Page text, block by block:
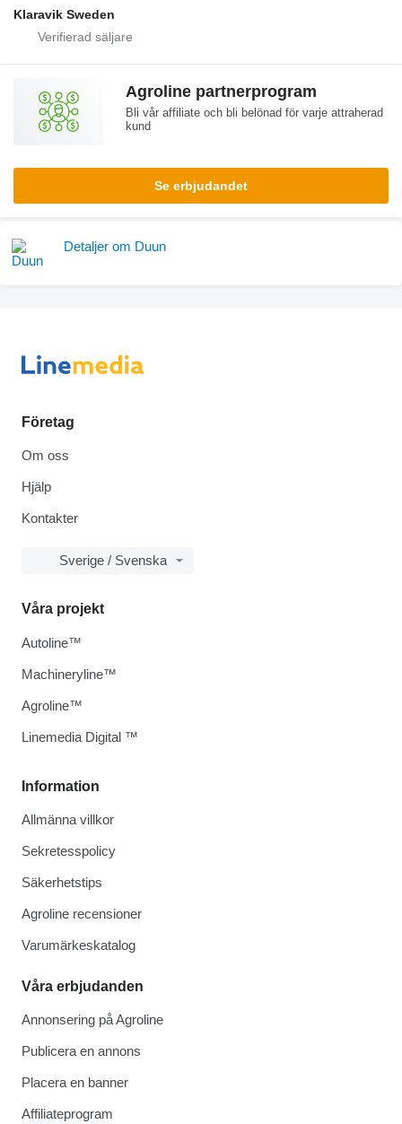
Klaravik Sweden
Agroline partnerprogram
Bli vår affiliate och bli belönad för varje attraherad
kund
Se erbjudandet
Detaljer om Duun
Företag
Om oss
Hjälp
Kontakter
Sverige / Svenska
Information
Allmänna villkor
Sekretesspolicy
Säkerhetstips
Agroline recensioner
Varumärkeskatalog
Våra erbjudanden
Annonsering på Agroline
Publicera en annons
Placera en banner
Affiliateprogram
Våra projekt
Autoline™
Machineryline™
Agroline™
Linemedia Digital ™